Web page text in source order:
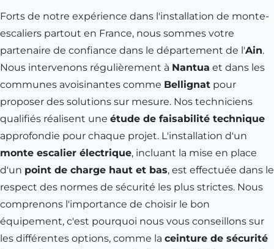
Forts de notre expérience dans l'installation de monte-
escaliers partout en France, nous sommes votre
partenaire de confiance dans le département de l'Ain.
Nous intervenons régulièrement à Nantua et dans les
communes avoisinantes comme Bellignat pour
proposer des solutions sur mesure. Nos techniciens
qualifiés réalisent une étude de faisabilité technique
approfondie pour chaque projet. L'installation d'un
monte escalier électrique, incluant la mise en place
d'un point de charge haut et bas, est effectuée dans le
respect des normes de sécurité les plus strictes. Nous
comprenons l'importance de choisir le bon
équipement, c'est pourquoi nous vous conseillons sur
les différentes options, comme la ceinture de sécurité